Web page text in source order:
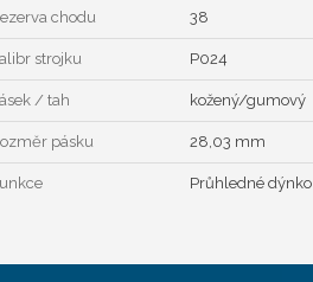
chodu 38
strojku P024
/ tah kožený/gumový
pásku 28,03 mm
Průhledné dýnko